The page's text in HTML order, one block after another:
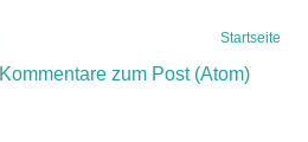
Startseite
Kommentare zum Post (Atom)